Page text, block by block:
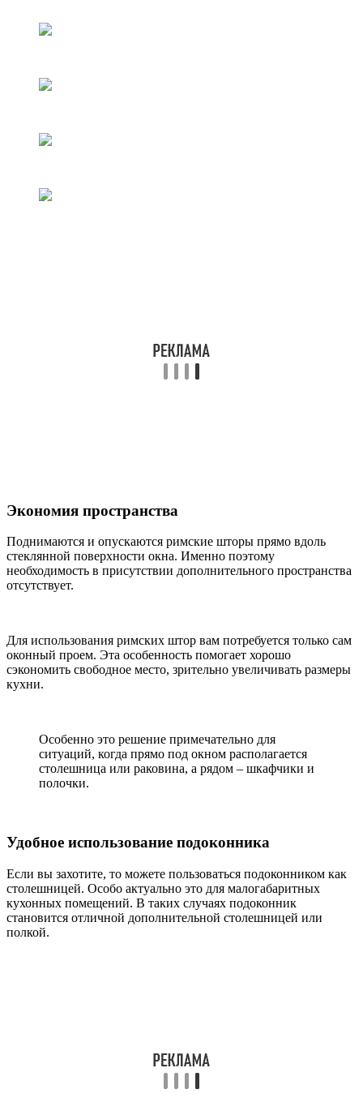
Экономия пространства
Поднимаются и опускаются римские шторы прямо вдоль
стеклянной поверхности окна. Именно поэтому
необходимость в присутствии дополнительного пространства
отсутствует.
Для использования римских штор вам потребуется только сам
оконный проем. Эта особенность помогает хорошо
сэкономить свободное место, зрительно увеличивать размеры
кухни.
Особенно это решение примечательно для
ситуаций, когда прямо под окном располагается
столешница или раковина, а рядом – шкафчики и
полочки.
Удобное использование подоконника
Если вы захотите, то можете пользоваться подоконником как
столешницей. Особо актуально это для малогабаритных
кухонных помещений. В таких случаях подоконник
становится отличной дополнительной столешницей или
полкой.